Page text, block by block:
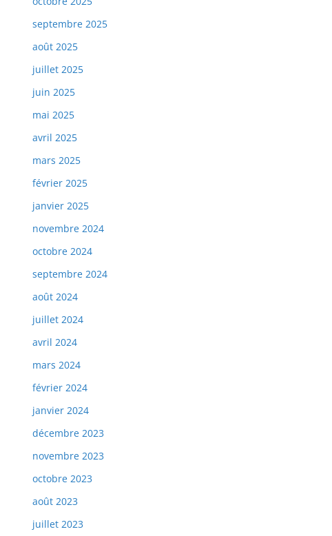
septembre 2025
août 2025
juillet 2025
juin 2025
mai 2025
avril 2025
mars 2025
février 2025
janvier 2025
novembre 2024
octobre 2024
septembre 2024
août 2024
juillet 2024
avril 2024
mars 2024
février 2024
janvier 2024
décembre 2023
novembre 2023
octobre 2023
août 2023
juillet 2023